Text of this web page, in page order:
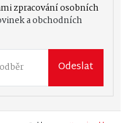
zpracování osobních
a obchodních
Odeslat